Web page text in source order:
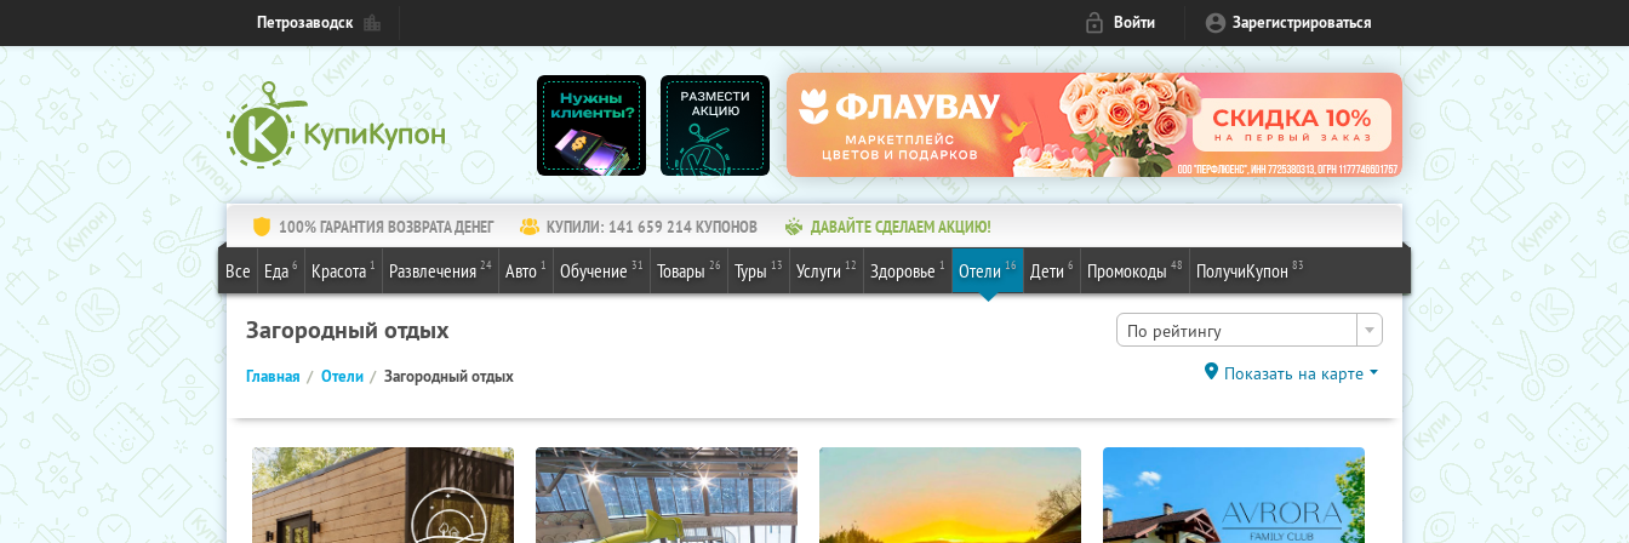
Петрозаводск Войти Зарегистрироваться
100% ГАРАНТИЯ ВОЗВРАТА ДЕНЕГ КУПИЛИ: 141 659 214КУПОНОВ ДАВАЙТЕ СДЕЛАЕМ АКЦИЮ!
Все Еда 6 Красота 1 Развлечения 24 Авто 1 Обучение 31 Товары 26 Туры 13 Услуги 12 Здоровье 1 Отели 16 Дети 6 Промокоды 48 ПолучиКупон 83
Загородный отдых По рейтингу
Главная Отели Загородный отдых Показать на карте